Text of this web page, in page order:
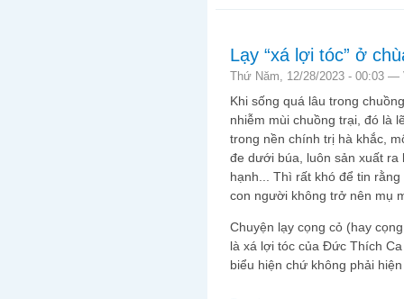
Lạy “xá lợi tóc” ở
Thứ Năm, 12/28/2023 - 00:03 —
Khi sống quá lâu trong
nhiễm mùi chuồng trại, đó là
trong nền chính trị hà khắc,
đe dưới búa, luôn sản xuất
hạnh... Thì rất khó để tin
con người không trở nên mụ
Chuyện lạy cọng cỏ (hay
là xá lợi tóc của Đức Thích
biểu hiện chứ không phải